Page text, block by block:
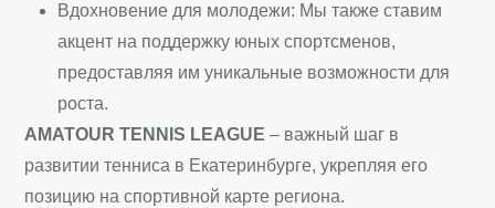
Вдохновение для молодежи: Мы также ставим
акцент на поддержку юных спортсменов,
предоставляя им уникальные возможности для
роста.
AMATOUR TENNIS LEAGUE – важный шаг в
развитии тенниса в Екатеринбурге, укрепляя его
позицию на спортивной карте региона.